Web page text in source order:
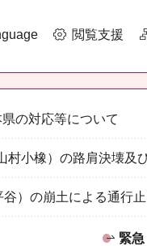
閲覧支援
の対応等について
村小橡）の路肩決壊及
）の崩土による通行
緊